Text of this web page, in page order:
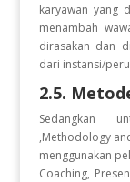
karyawan yang
menambah
dirasakan dan
dari instansi/
2.5.
Sedangkan
,Methodology
menggunakan
Coaching,